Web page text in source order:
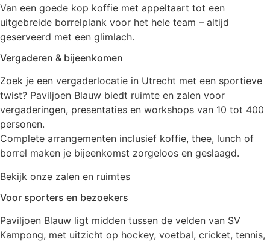
Van een goede kop koffie met appeltaart tot een
uitgebreide borrelplank voor het hele team – altijd
geserveerd met een glimlach.
Vergaderen & bijeenkomen
Zoek je een vergaderlocatie in Utrecht met een sportieve
twist? Paviljoen Blauw biedt ruimte en zalen voor
vergaderingen, presentaties en workshops van 10 tot 400
personen.
Complete arrangementen inclusief koffie, thee, lunch of
borrel maken je bijeenkomst zorgeloos en geslaagd.
Bekijk onze zalen en ruimtes
Voor sporters en bezoekers
Paviljoen Blauw ligt midden tussen de velden van SV
Kampong, met uitzicht op hockey, voetbal, cricket, tennis,